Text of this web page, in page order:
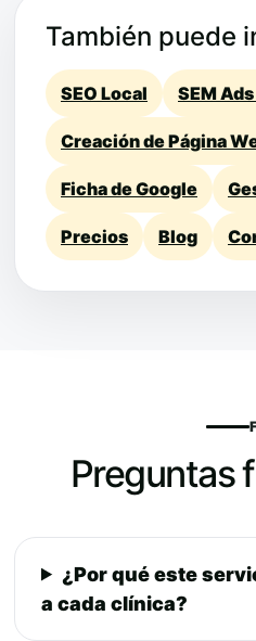
También puede
SEO Local SEM
Creación de Página
Ficha de Google
Precios Blog
Preguntas
¿Por qué este
a cada clínica?